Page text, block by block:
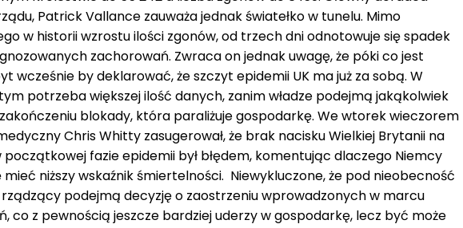
Patrick Vallance zauważa jednak światełko w tunelu. Mimo
w historii wzrostu ilości zgonów, od trzech dni odnotowuje się spadek
zachorowań. Zwraca on jednak uwagę, że póki co jest
wcześnie by deklarować, że szczyt epidemii UK ma już za sobą. W
potrzeba większej ilość danych, zanim władze podejmą jakąkolwiek
blokady, która paraliżuje gospodarkę. We wtorek wieczorem
Chris Whitty zasugerował, że brak nacisku Wielkiej Brytanii na
początkowej fazie epidemii był błędem, komentując dlaczego Niemcy
mieć niższy wskaźnik śmiertelności. Niewykluczone, że pod nieobecność
podejmą decyzję o zaostrzeniu wprowadzonych w marcu
co z pewnością jeszcze bardziej uderzy w gospodarkę, lecz być może